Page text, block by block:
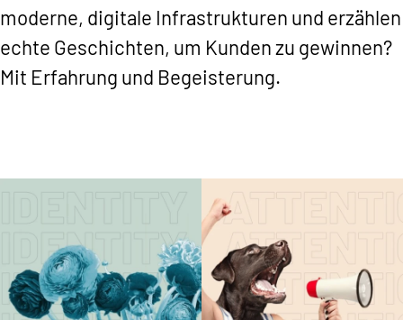
moderne, digitale Infrastrukturen und erzählen
echte Geschichten, um Kunden zu gewinnen?
Mit Erfahrung und Begeisterung.